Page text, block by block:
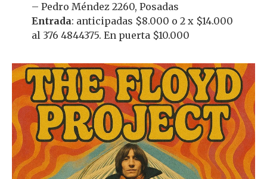
– Pedro Méndez 2260, Posadas
Entrada: anticipadas $8.000 o 2 x $14.000
al 376 4844375. En puerta $10.000